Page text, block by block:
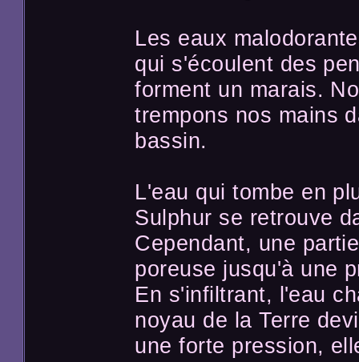
Les eaux
qui s'écoulent des
forment un marais.
trempons nos mains
bassin.
L'eau qui tombe en
Sulphur se retrouve
Cependant, une
poreuse jusqu'à une
En s'infiltrant, l'eau
noyau de la Terre
une forte pression,